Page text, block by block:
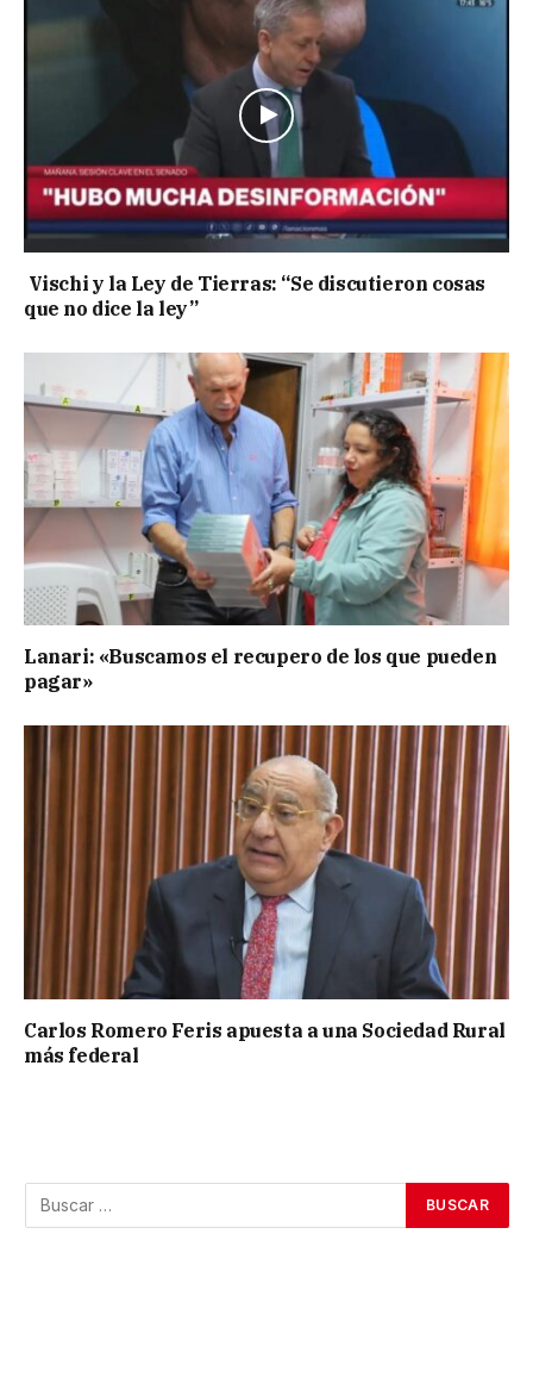
Vischi y la Ley de Tierras: “Se discutieron cosas
que no dice la ley”
Lanari: «Buscamos el recupero de los que pueden
pagar»
Carlos Romero Feris apuesta a una Sociedad Rural
más federal